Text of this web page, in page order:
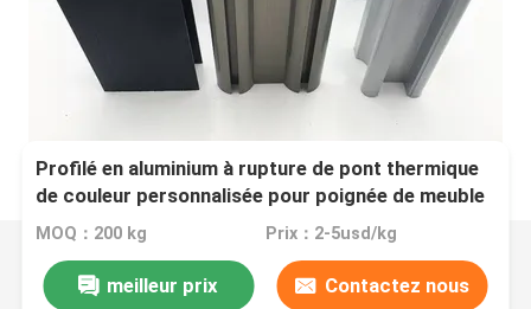
Profilé en aluminium à rupture de pont thermique
de couleur personnalisée pour poignée de meuble
de cuisine et portes de garde-robe
MOQ：200 kg Prix：2-5usd/kg
meilleur prix Contactez nous